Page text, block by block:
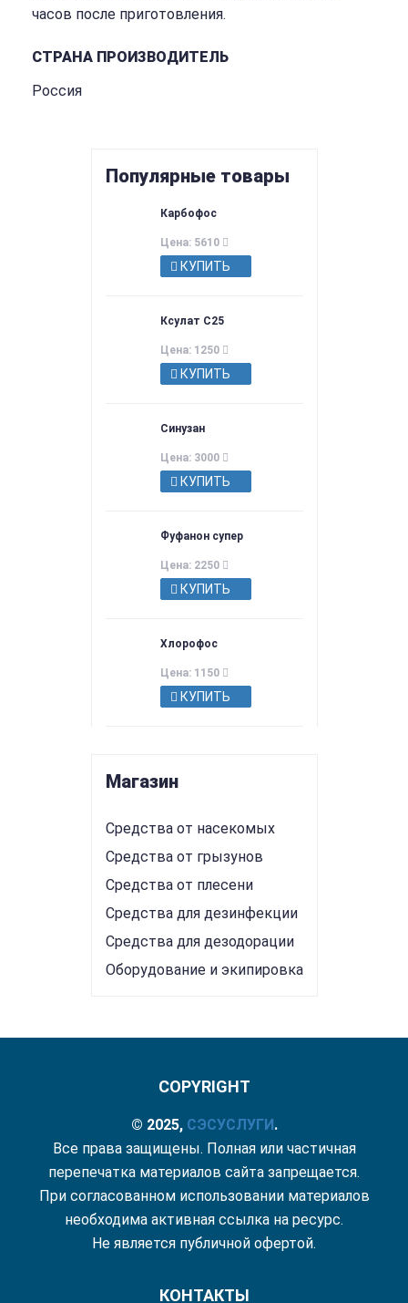
часов после приготовления.
СТРАНА ПРОИЗВОДИТЕЛЬ
Россия
Популярные товары
Карбофос
Цена: 5610
КУПИТЬ
Ксулат С25
Цена: 1250
КУПИТЬ
Синузан
Цена: 3000
КУПИТЬ
Фуфанон супер
Цена: 2250
КУПИТЬ
Хлорофос
Цена: 1150
КУПИТЬ
Магазин
Средства от насекомых
Средства от грызунов
Средства от плесени
Средства для дезинфекции
Средства для дезодорации
Оборудование и экипировка
COPYRIGHT
© 2025, СЭСУСЛУГИ.
Все права защищены. Полная или частичная
перепечатка материалов сайта запрещается.
При согласованном использовании материалов
необходима активная ссылка на ресурс.
Не является публичной офертой.
КОНТАКТЫ